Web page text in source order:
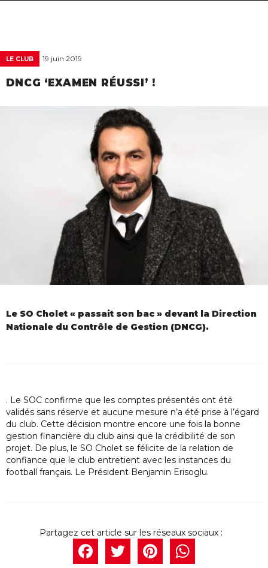
LE CLUB 19 juin 2019
DNCG ‘EXAMEN RÉUSSI’ !
Le SO Cholet « passait son bac » devant la Direction
Nationale du Contrôle de Gestion (DNCG).
. Le SOC confirme que les comptes présentés ont été
validés sans réserve et aucune mesure n’a été prise à l’égard
du club. Cette décision montre encore une fois la bonne
gestion financière du club ainsi que la crédibilité de son
projet. De plus, le SO Cholet se félicite de la relation de
confiance que le club entretient avec les instances du
football français. Le Président Benjamin Erisoglu.
Facebook
Twitter